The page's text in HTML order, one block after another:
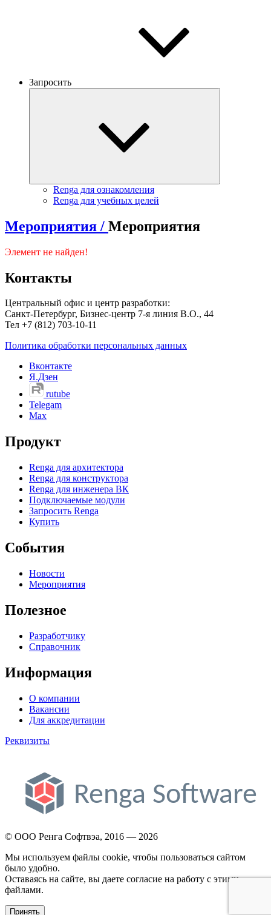
Запросить
Renga для ознакомления
Renga для учебных целей
Мероприятия / Мероприятия
Элемент не найден!
Контакты
Центральный офис и центр разработки:
Санкт-Петербург, Бизнес-центр 7-я линия В.О., 44
Тел +7 (812) 703-10-11
Политика обработки персональных данных
Вконтакте
Я.Дзен
rutube
Telegam
Max
Продукт
Renga для архитектора
Renga для конструктора
Renga для инженера ВК
Подключаемые модули
Запросить Renga
Купить
События
Новости
Мероприятия
Полезное
Разработчику
Справочник
Информация
О компании
Вакансии
Для аккредитации
Реквизиты
© ООО Ренга Софтвэа, 2016 — 2026
Мы используем файлы cookie, чтобы пользоваться сайтом
было удобно.
Оставаясь на сайте, вы даете согласие на работу с этими
файлами.
Принять